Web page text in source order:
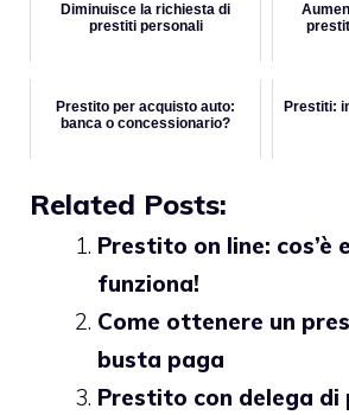
Diminuisce la richiesta di
prestiti personali
Prestito per acquisto auto:
banca o concessionario?
Prestiti:
Related Posts:
Prestito on line: cos’è
funziona!
Come ottenere un
busta paga
Prestito con delega di